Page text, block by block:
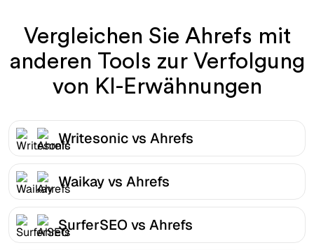
Vergleichen Sie Ahrefs mit
anderen Tools zur Verfolgung
von KI-Erwähnungen
Writesonic vs Ahrefs
Waikay vs Ahrefs
SurferSEO vs Ahrefs